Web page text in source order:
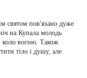
святом пов'язано дуже
на Купала молодь
коло вогню. Також
тіло і душу, але